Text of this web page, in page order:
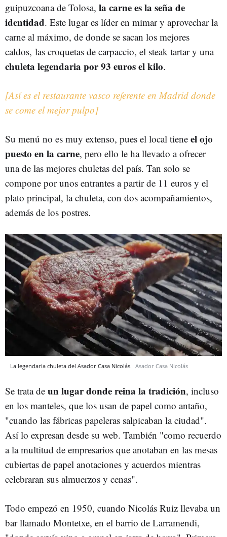
guipuzcoana de Tolosa, la carne es la seña de
identidad. Este lugar es líder en mimar y aprovechar la
carne al máximo, de donde se sacan los mejores
caldos, las croquetas de carpaccio, el steak tartar y una
chuleta legendaria por 93 euros el kilo.
[Así es el restaurante vasco referente en Madrid donde
se come el mejor pulpo]
Su menú no es muy extenso, pues el local tiene el ojo
puesto en la carne, pero ello le ha llevado a ofrecer
una de las mejores chuletas del país. Tan solo se
compone por unos entrantes a partir de 11 euros y el
plato principal, la chuleta, con dos acompañamientos,
además de los postres.
La legendaria chuleta del Asador Casa Nicolás. Asador Casa Nicolás
Se trata de un lugar donde reina la tradición, incluso
en los manteles, que los usan de papel como antaño,
"cuando las fábricas papeleras salpicaban la ciudad".
Así lo expresan desde su web. También "como recuerdo
a la multitud de empresarios que anotaban en las mesas
cubiertas de papel anotaciones y acuerdos mientras
celebraran sus almuerzos y cenas".
Todo empezó en 1950, cuando Nicolás Ruiz llevaba un
bar llamado Montetxe, en el barrio de Larramendi,